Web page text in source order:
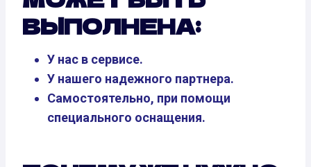
ВЫПОЛНЕНА:
У нас в сервисе.
У нашего надежного партнера.
Самостоятельно, при помощи
специального оснащения.